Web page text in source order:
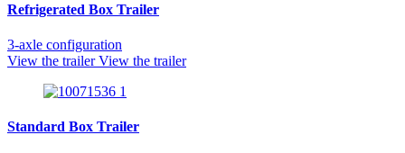
Refrigerated Box Trailer
3‑axle configuration
View the trailerView the trailer
Standard Box Trailer